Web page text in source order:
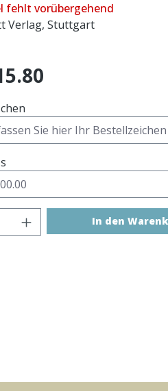
fehlt vorübergehend
Verlag, Stuttgart
Anzahl: Gib den
In den